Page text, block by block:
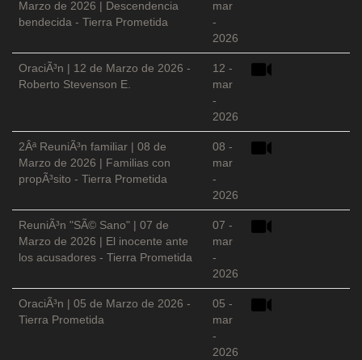
Marzo de 2026 | Descendencia
bendecida - Tierra Prometida
mar
-
2026
OraciÃ³n | 12 de Marzo de 2026 -
Roberto Stevenson E.
12 -
mar
-
2026
2Âª ReuniÃ³n familiar | 08 de
Marzo de 2026 | Familias con
propÃ³sito - Tierra Prometida
08 -
mar
-
2026
ReuniÃ³n "SÃ© Sano" | 07 de
Marzo de 2026 | El inocente ante
los acusadores - Tierra Prometida
07 -
mar
-
2026
OraciÃ³n | 05 de Marzo de 2026 -
Tierra Prometida
05 -
mar
-
2026